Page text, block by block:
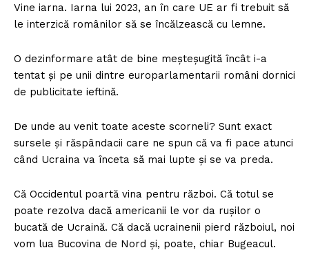
Vine iarna. Iarna lui 2023, an în care UE ar fi trebuit să
le interzică românilor să se încălzească cu lemne.
O dezinformare atât de bine meșteșugită încât i-a
tentat și pe unii dintre europarlamentarii români dornici
de publicitate ieftină.
De unde au venit toate aceste scorneli? Sunt exact
sursele și răspândacii care ne spun că va fi pace atunci
când Ucraina va înceta să mai lupte și se va preda.
Că Occidentul poartă vina pentru război. Că totul se
poate rezolva dacă americanii le vor da rușilor o
bucată de Ucraină. Că dacă ucrainenii pierd războiul, noi
vom lua Bucovina de Nord și, poate, chiar Bugeacul.